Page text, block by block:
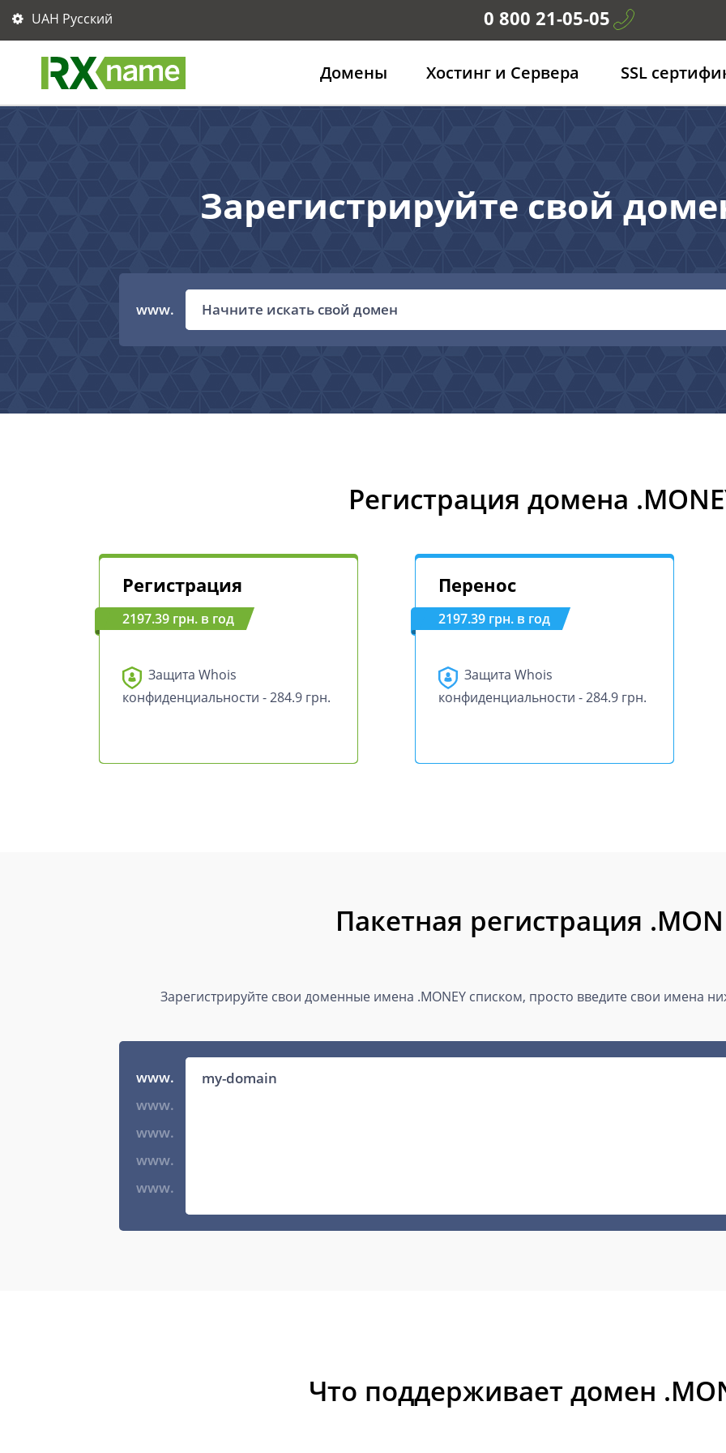
UAH Русский 0 800 21-05-05
Домены Хостинг и Сервера SSL
Зарегистрируйте свой
www.
Регистрация домена
Регистрация
2197.39 грн. в год
Защита Whois
конфиденциальности - 284.9 грн.
Перенос
2197.39 грн. в год
Защита Whois
конфиденциальности - 284.9 грн.
Пакетная регистрация
Зарегистрируйте свои доменные имена .MONEY списком, просто введите свои имена
www.
www.
www.
www.
www.
Что поддерживает домен